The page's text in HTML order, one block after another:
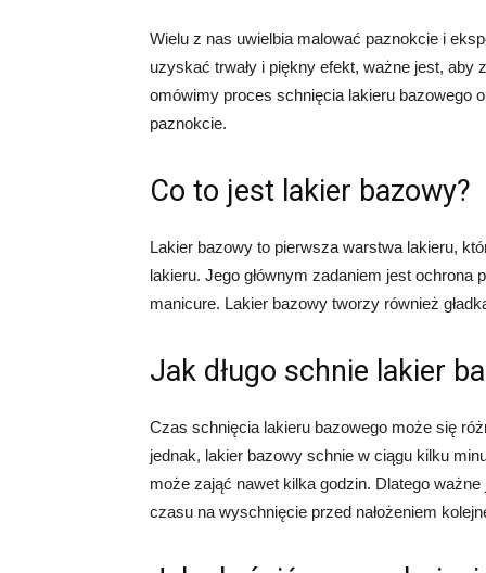
Wielu z nas uwielbia malować paznokcie i
uzyskać trwały i piękny efekt, ważne jest, aby
omówimy proces schnięcia lakieru bazowego
paznokcie.
Co to jest lakier bazowy?
Lakier bazowy to pierwsza warstwa lakieru,
lakieru. Jego głównym zadaniem jest ochrona
manicure. Lakier bazowy tworzy również
Jak długo schnie lakier
Czas schnięcia lakieru bazowego może się
jednak, lakier bazowy schnie w ciągu kilku
może zająć nawet kilka godzin. Dlatego
czasu na wyschnięcie przed nałożeniem